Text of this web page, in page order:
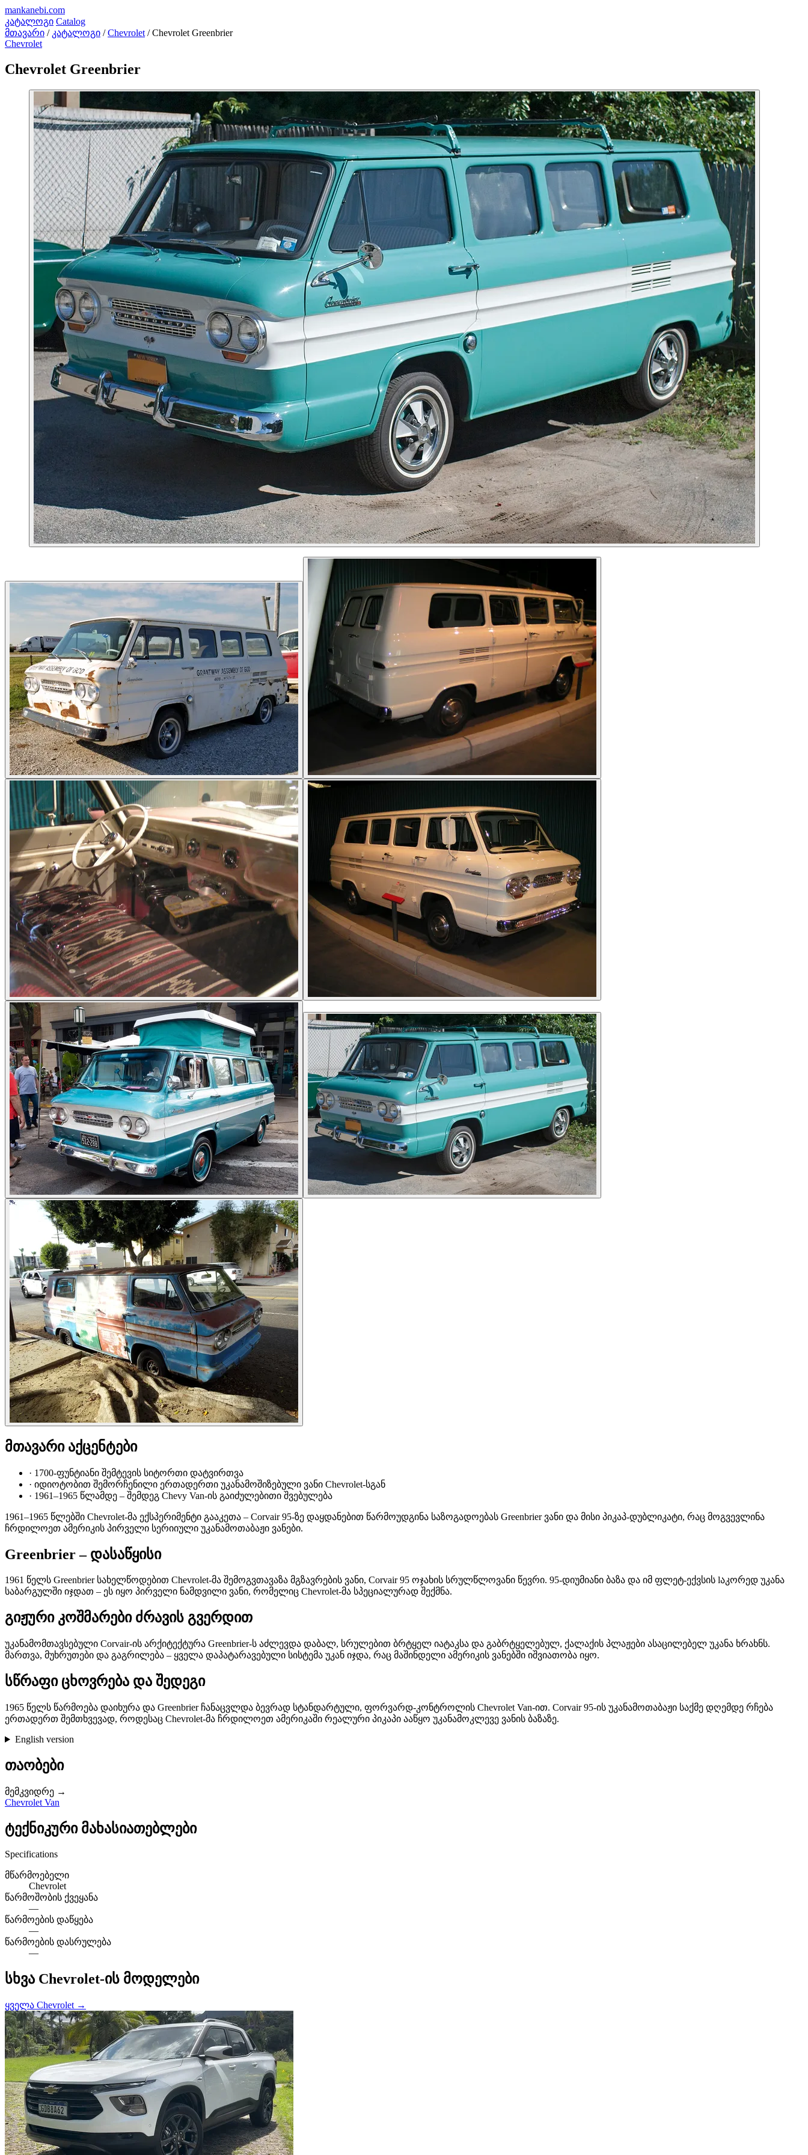
mankanebi.com
კატალოგი Catalog
მთავარი / კატალოგი / Chevrolet / Chevrolet Greenbrier
Chevrolet
Chevrolet Greenbrier
მთავარი აქცენტები
· 1700-ფუნტიანი შემტევის სიტორთი დატვირთვა
· იდიოტობით შემორჩენილი ერთადერთი უკანამოშიზებული ვანი Chevrolet-სგან
· 1961–1965 წლამდე – შემდეგ Chevy Van-ის გაიძულებითი შვებულება
1961–1965 წლებში Chevrolet-მა ექსპერიმენტი გააკეთა – Corvair 95-ზე დაყდანებით წარმოუდგინა საზოგადოებას Greenbrier ვანი და მისი პიკაპ-დუბლიკატი, რაც მოგვევლინა
ჩრდილოეთ ამერიკის პირველი სერიიული უკანამოთაბაჟი ვანები.
Greenbrier – დასაწყისი
1961 წელს Greenbrier სახელწოდებით Chevrolet-მა შემოგვთავაზა მგზავრების ვანი, Corvair 95 ოჯახის სრულწლოვანი წევრი. 95-დიუმიანი ბაზა და იმ ფლეტ-ექვსის lაკორედ უკანა
საბარგულში იჯდათ – ეს იყო პირველი ნამდვილი ვანი, რომელიც Chevrolet-მა სპეციალურად შექმნა.
გიჟური კოშმარები ძრავის გვერდით
უკანამომთავსებული Corvair-ის არქიტექტურა Greenbrier-ს აძლევდა დაბალ, სრულებით ბრტყელ იატაკსა და გაბრტყელებულ, ქალაქის პლაჟები ასაცილებელ უკანა ხრახნს.
მართვა, მუხრუთები და გაგრილება – ყველა დაპატარავებული სისტემა უკან იჯდა, რაც მაშინდელი ამერიკის ვანებში იშვიათობა იყო.
სწრაფი ცხოვრება და შედეგი
1965 წელს წარმოება დაიხურა და Greenbrier ჩანაცვლდა ბევრად სტანდარტული, ფორვარდ-კონტროლის Chevrolet Van-ით. Corvair 95-ის უკანამოთაბაჟი საქმე დღემდე რჩება
ერთადერთ შემთხვევად, როდესაც Chevrolet-მა ჩრდილოეთ ამერიკაში რეალური პიკაპი ააწყო უკანამოკლევე ვანის ბაზაზე.
English version
თაობები
მემკვიდრე →
Chevrolet Van
ტექნიკური მახასიათებლები
Specifications
მწარმოებელი
Chevrolet
წარმოშობის ქვეყანა
—
წარმოების დაწყება
—
წარმოების დასრულება
—
სხვა Chevrolet-ის მოდელები
ყველა Chevrolet →